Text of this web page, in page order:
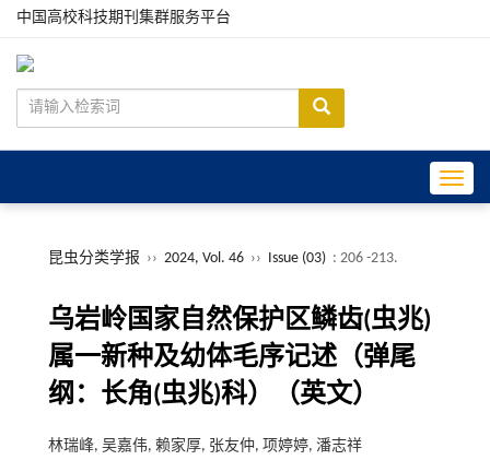
中国高校科技期刊集群服务平台
昆虫分类学报 ›› 2024, Vol. 46 ›› Issue (03) : 206 -213.
乌岩岭国家自然保护区鳞齿(虫兆)
属一新种及幼体毛序记述（弹尾
纲：长角(虫兆)科）（英文）
林瑞峰, 吴嘉伟, 赖家厚, 张友仲, 项婷婷, 潘志祥